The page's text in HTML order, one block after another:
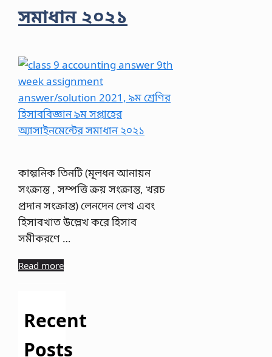
সমাধান ২০২১
কাল্পনিক তিনটি (মূলধন আনায়ন
সংক্রান্ত , সম্পত্তি ক্রয় সংক্রান্ত, খরচ
প্রদান সংক্রান্ত) লেনদেন লেখ এবং
হিসাবখাত উল্লেখ করে হিসাব
সমীকরণে …
Read more
Recent
Posts